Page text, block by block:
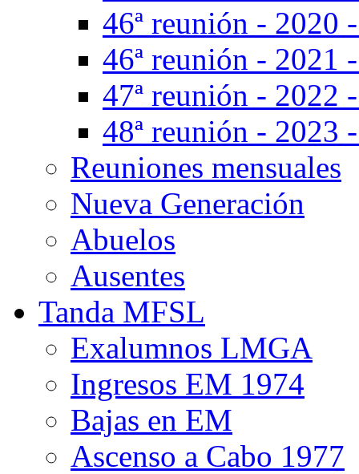
46ª reunión - 2020
46ª reunión - 2021
47ª reunión - 2022
48ª reunión - 2023
Reuniones mensuales
Nueva Generación
Abuelos
Ausentes
Tanda MFSL
Exalumnos LMGA
Ingresos EM 1974
Bajas en EM
Ascenso a Cabo 1977